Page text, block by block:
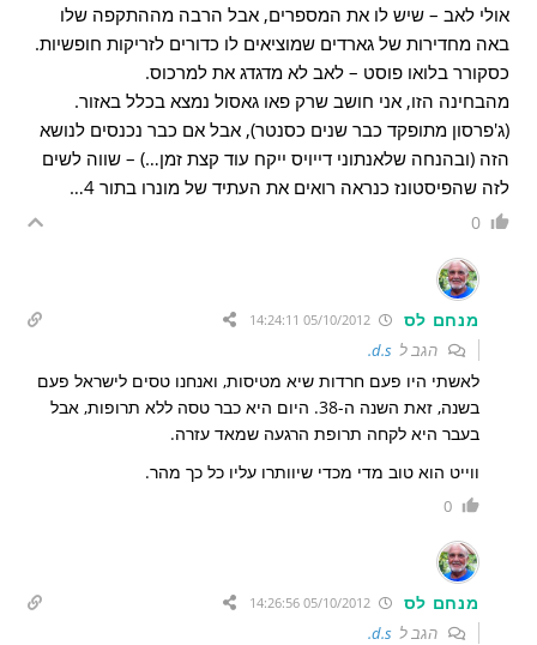
אולי לאב – שיש לו את המספרים, אבל הרבה מההתקפה שלו
באה מחדירות של גארדים שמוציאים לו כדורים לזריקות חופשיות.
כסקורר בלואו פוסט – לאב לא מדגדג את למרכוס.
מהבחינה הזו, אני חושב שרק פאו גאסול נמצא בכלל באזור.
(ג'פרסון מתופקד כבר שנים כסנטר), אבל אם כבר נכנסים לנושא
הזה (ובהנחה שלאנתוני דייויס ייקח עוד קצת זמן…) – שווה לשים
לזה שהפיסטונז כנראה רואים את העתיד של מונרו בתור 4…
0
מנחם לס 05/10/2012 14:24:11
הגב לd.s.
לאשתי היו פעם חרדות שיא מטיסות, ואנחנו טסים לישראל פעם
בשנה, זאת השנה ה-38. היום היא כבר טסה ללא תרופות, אבל
בעבר היא לקחה תרופת הרגעה שמאד עזרה.
ווייט הוא טוב מדי מכדי שיוותרו עליו כל כך מהר.
0
מנחם לס 05/10/2012 14:26:56
הגב לd.s.